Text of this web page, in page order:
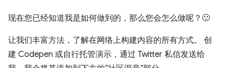
现在您已经知道我是如何做到的，那么您会怎么做呢？🙂
让我们丰富方法，了解在网络上构建内容的所有方式。 创
建 Codepen 或自行托管演示，通过 Twitter 私信发送给